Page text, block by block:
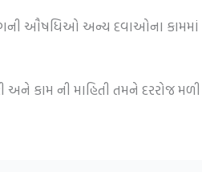
ઔષધિઓ અન્ય દવાઓના કામમાં
કામ ની માહિતી તમને દરરોજ